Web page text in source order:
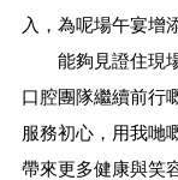
入，為呢場午宴增
能夠見證住現
口腔團隊繼續前行
服務初心，用我哋
帶來更多健康與笑